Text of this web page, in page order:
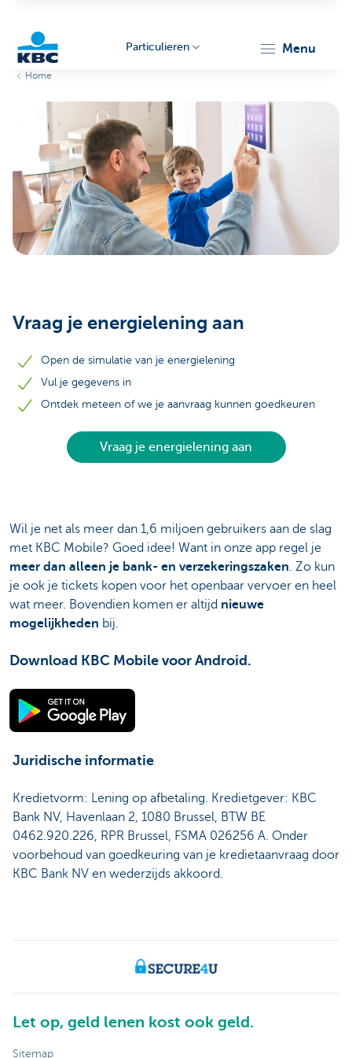
Particulieren
Particulieren menu
Home
Vraag je energielening aan
Open de simulatie van je energielening
Vul je gegevens in
Ontdek meteen of we je aanvraag kunnen goedkeuren
Vraag je energielening aan
Wil je net als meer dan 1,6 miljoen gebruikers aan de slag
met KBC Mobile? Goed idee! Want in onze app regel je
meer dan alleen je bank- en verzekeringszaken. Zo kun
je ook je tickets kopen voor het openbaar vervoer en heel
wat meer. Bovendien komen er altijd nieuwe
mogelijkheden bij.
Download KBC Mobile voor Android.
Juridische informatie
Kredietvorm: Lening op afbetaling. Kredietgever: KBC
Bank NV, Havenlaan 2, 1080 Brussel, BTW BE
0462.920.226, RPR Brussel, FSMA 026256 A. Onder
voorbehoud van goedkeuring van je kredietaanvraag door
KBC Bank NV en wederzijds akkoord.
Let op, geld lenen kost ook geld.
Sitemap